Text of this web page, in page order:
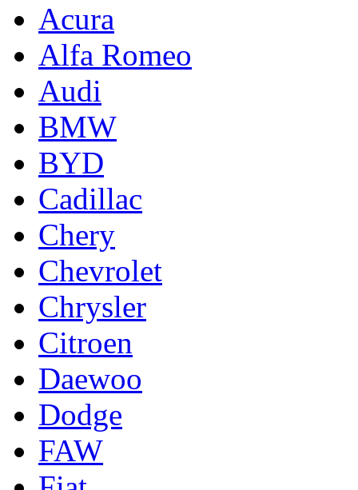
Acura
Alfa Romeo
Audi
BMW
BYD
Cadillac
Chery
Chevrolet
Chrysler
Citroen
Daewoo
Dodge
FAW